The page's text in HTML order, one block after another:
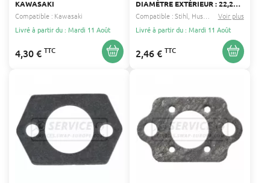
KAWASAKI
Compatible : Kawasaki
Livré à partir du : Mardi 11 Août
4,30 € TTC
DIAMÈTRE EXTÉRIEUR : 22,2
MM - COMPATIBLE ZAMA
Compatible :Stihl Husqvarna ...
Voir plus
Livré à partir du : Mardi 11 Août
2,46 € TTC